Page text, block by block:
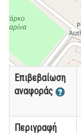
Επιβεβαίωση
αναφοράς
Περιγραφή